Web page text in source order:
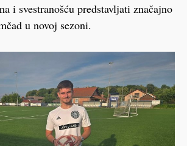
i svestranošću predstavljati značajno
u novoj sezoni.